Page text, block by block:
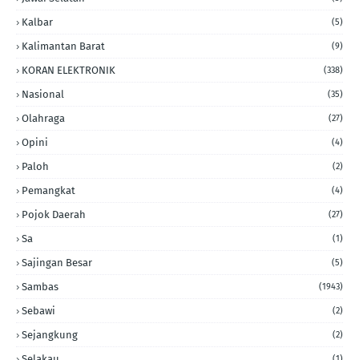
Kalbar (5)
Kalimantan Barat (9)
KORAN ELEKTRONIK (338)
Nasional (35)
Olahraga (27)
Opini (4)
Paloh (2)
Pemangkat (4)
Pojok Daerah (27)
Sa (1)
Sajingan Besar (5)
Sambas (1943)
Sebawi (2)
Sejangkung (2)